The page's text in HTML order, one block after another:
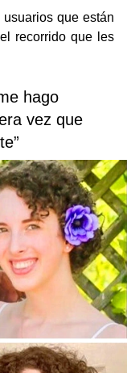
que están
recorrido que les
hago
vez que